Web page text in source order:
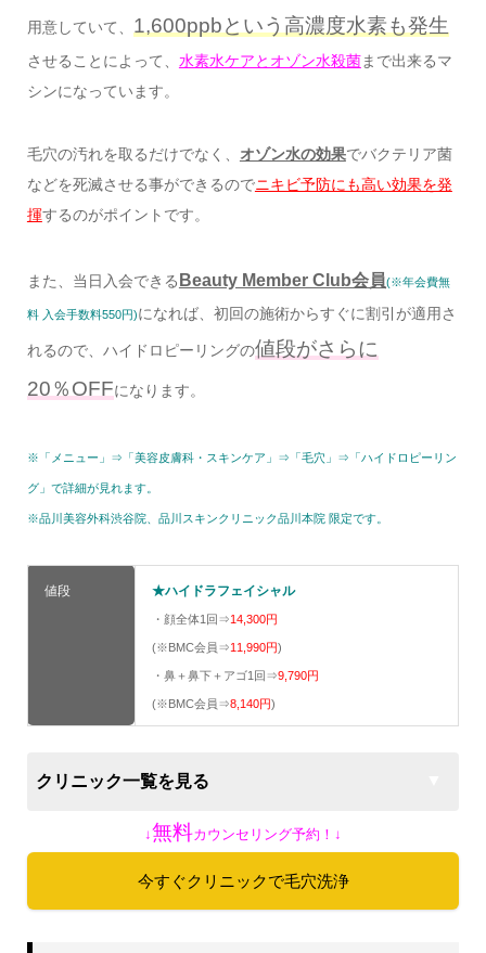
用意していて、 1,600ppbという高濃度水素も発生
させることによって、 水素水ケアとオゾン水殺菌まで出来るマ
シンになっています。
毛穴の汚れを取るだけでなく、 オゾン水の効果でバクテリア菌
などを死滅させる事ができるのでニキビ予防にも高い効果を発
揮するのがポイントです。
また、当日入会できる Beauty Member Club会員(※年会費無
料 入会手数料550円)になれば、初回の施術からすぐに割引が適用さ
れるので、ハイドロピーリングの値段がさらに
20％OFFになります。
※「メニュー」⇒「美容皮膚科・スキンケア」⇒「毛穴」⇒「ハイドロピーリン
グ」で詳細が見れます。
※品川美容外科渋谷院、品川スキンクリニック品川本院 限定です。
値段 ★ハイドラフェイシャル
・顔全体1回⇒14,300円
(※BMC会員⇒11,990円)
・鼻＋鼻下＋アゴ1回⇒9,790円
(※BMC会員⇒8,140円)
クリニック一覧を見る
↓無料カウンセリング予約！↓
今すぐクリニックで毛穴洗浄